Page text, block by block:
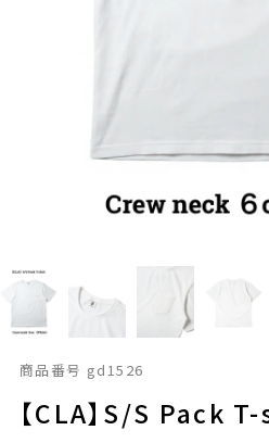
商品番号 gd1526
【CLA】S/S Pack